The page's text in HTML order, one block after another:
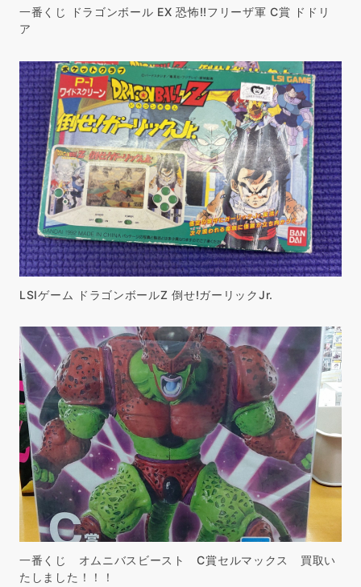
一番くじ ドラゴンボール EX 恐怖!!フリーザ軍 C賞 ドドリ
ア
LSIゲーム ドラゴンボールZ 倒せ!ガーリックJr.
一番くじ オムニバスビースト C賞セルマックス 買取い
たしました！！！